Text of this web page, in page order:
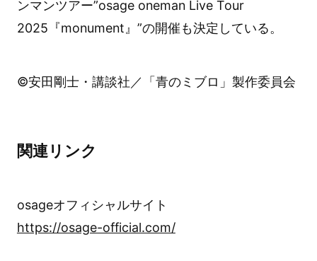
ンマンツアー”osage oneman Live Tour
2025『monument』”の開催も決定している。
©安田剛士・講談社／「青のミブロ」製作委員会
関連リンク
osageオフィシャルサイト
https://osage-official.com/